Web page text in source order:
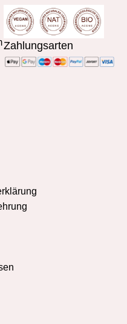
Zahlungsarten